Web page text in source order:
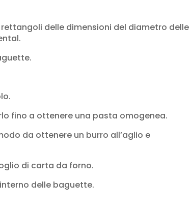
delle dimensioni del diametro delle
fino a ottenere una pasta omogenea.
da ottenere un burro all’aglio e
di carta da forno.
delle baguette.